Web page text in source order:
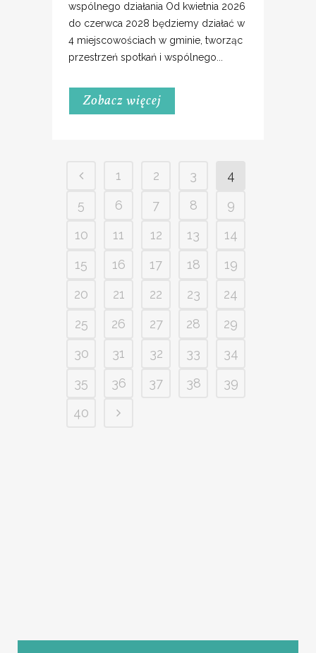
wspólnego działania Od kwietnia 2026
do czerwca 2028 będziemy działać w
4 miejscowościach w gminie, tworząc
przestrzeń spotkań i wspólnego...
Zobacz więcej
1 2 3
4
5
6 7 8
9
10
11 12 13
14
15
16 17 18
19
20
21 22 23
24
25
26 27 28
29
30
31 32 33
34
35
36 37 38
39
40